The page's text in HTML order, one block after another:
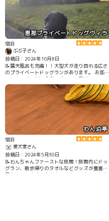
恵那プライベートドッグヴィラ
宿泊
ぶぶ子さん
投稿日：2024年10月8日
📝露天風呂も完備！！大型犬が走り回れる広さ
のプライベートドッグランがあります。 お部屋
にはキッチン付の食事スペースと屋外にはBBQ
スペースがあり、ワンコ達を遊ばせながらBBQ
が出来ます。 客室も広く贅沢な空間です。
わん泊亭
宿泊
愛犬家さん
投稿日：2024年5月30日
📝わんちゃんファーストな旅館！旅館内にドッ
グラン、散歩帰りのタオルなどグッズが豊富に
置かれています！お土産でわんこのおやつかお